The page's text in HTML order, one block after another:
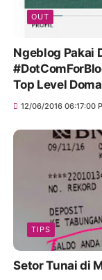
OUT
Ngeblog Pakai
Top Level
12/06/2016 06:17:00
TIPS
Setor Tunai di